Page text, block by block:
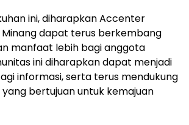
ini, diharapkan Accenter
Minang dapat terus berkembang
manfaat lebih bagi anggota
ini diharapkan dapat menjadi
informasi, serta terus mendukung
bertujuan untuk kemajuan